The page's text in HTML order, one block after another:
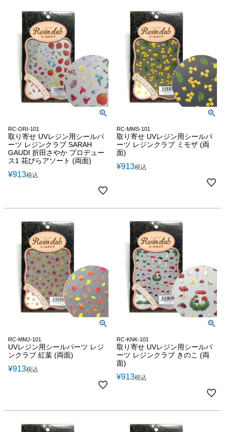
RC-ORI-101
取り寄せ UVレジン用シールパ
ーツ レジンクラブ SARAH
GAUDI 折田さやか プロデュー
ス1 花びらアソート (両面)
¥913税込
RC-MMS-101
取り寄せ UVレジン用シールパ
ーツ レジンクラブ ミモザ (両
面)
¥913税込
RC-MMJ-101
UVレジン用シールパーツ レジ
ンクラブ 紅葉 (両面)
¥913税込
RC-KNK-101
取り寄せ UVレジン用シールパ
ーツ レジンクラブ きのこ (両
面)
¥913税込